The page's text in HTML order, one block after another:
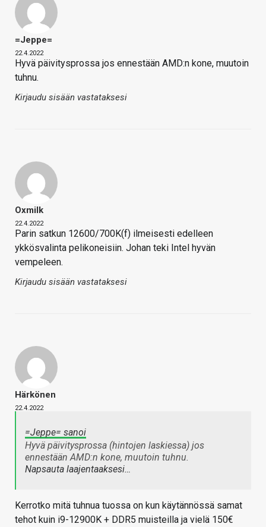
=Jeppe=
22.4.2022
Hyvä päivitysprossa jos ennestään AMD:n kone, muutoin
tuhnu.
Kirjaudu sisään vastataksesi
Oxmilk
22.4.2022
Parin satkun 12600/700K(f) ilmeisesti edelleen
ykkösvalinta pelikoneisiin. Johan teki Intel hyvän
vempeleen.
Kirjaudu sisään vastataksesi
Härkönen
22.4.2022
=Jeppe= sanoi
Hyvä päivitysprossa (hintojen laskiessa) jos
ennestään AMD:n kone, muutoin tuhnu.
Napsauta laajentaaksesi…
Kerrotko mitä tuhnua tuossa on kun käytännössä samat
tehot kuin i9-12900K + DDR5 muisteilla ja vielä 150€